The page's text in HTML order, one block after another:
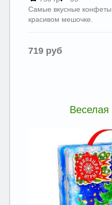
Самые вкусные
красивом мешочке.
719 руб
Веселая